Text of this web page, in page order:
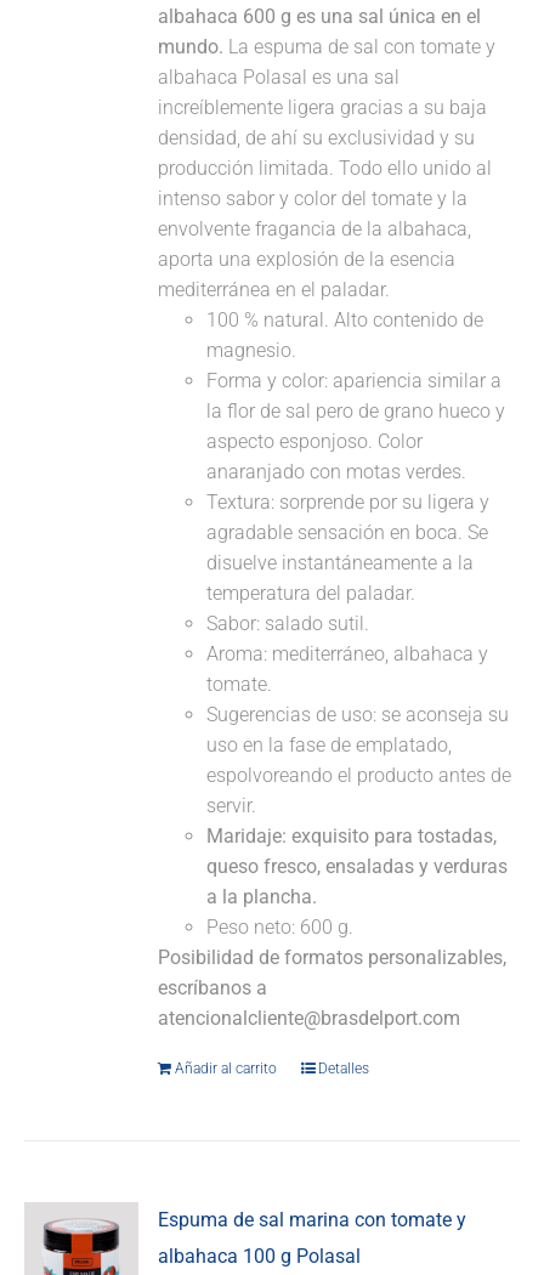
albahaca 600 g es una sal única en el
mundo. La espuma de sal con tomate y
albahaca Polasal es una sal
increíblemente ligera gracias a su baja
densidad, de ahí su exclusividad y su
producción limitada. Todo ello unido al
intenso sabor y color del tomate y la
envolvente fragancia de la albahaca,
aporta una explosión de la esencia
mediterránea en el paladar.
100 % natural. Alto contenido de
magnesio.
Forma y color: apariencia similar a
la flor de sal pero de grano hueco y
aspecto esponjoso. Color
anaranjado con motas verdes.
Textura: sorprende por su ligera y
agradable sensación en boca. Se
disuelve instantáneamente a la
temperatura del paladar.
Sabor: salado sutil.
Aroma: mediterráneo, albahaca y
tomate.
Sugerencias de uso: se aconseja su
uso en la fase de emplatado,
espolvoreando el producto antes de
servir.
Maridaje: exquisito para tostadas,
queso fresco, ensaladas y verduras
a la plancha.
Peso neto: 600 g.
Posibilidad de formatos personalizables,
escríbanos a
atencionalcliente@brasdelport.com
Añadir al carrito Detalles
Espuma de sal marina con tomate y
albahaca 100 g Polasal